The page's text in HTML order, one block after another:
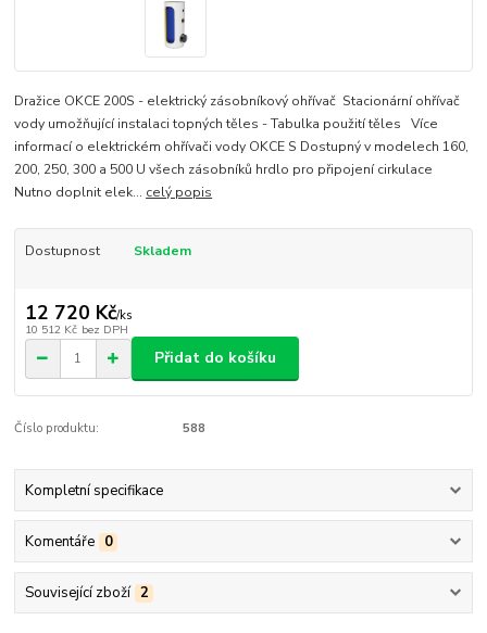
Dražice OKCE 200S - elektrický zásobníkový ohřívač Stacionární ohřívač
vody umožňující instalaci topných těles - Tabulka použití těles Více
informací o elektrickém ohřívači vody OKCE S Dostupný v modelech 160,
200, 250, 300 a 500 U všech zásobníků hrdlo pro připojení cirkulace
Nutno doplnit elek... celý popis
Dostupnost Skladem
12 720 Kč/ks
10 512 Kč bez DPH
Přidat do košíku
Číslo produktu: 588
Kompletní specifikace
Komentáře 0
Související zboží 2